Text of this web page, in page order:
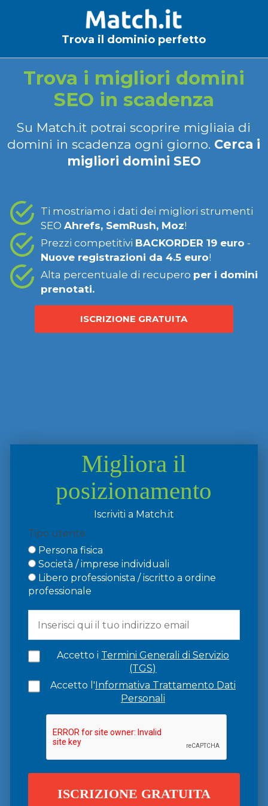
Trova il dominio perfetto
Trova i migliori domini
SEO in scadenza
Su Match.it potrai scoprire migliaia di
domini in scadenza ogni giorno. Cerca i
migliori domini SEO
Ti mostriamo i dati dei migliori strumenti
SEO Ahrefs, SemRush, Moz!
Prezzi competitivi BACKORDER 19 euro -
Nuove registrazioni da 4.5 euro!
Alta percentuale di recupero per i domini
prenotati.
ISCRIZIONE GRATUITA
Migliora il
posizionamento
Iscriviti a Match.it
Tipo utente
Persona fisica
Società / imprese individuali
Libero professionista / iscritto a ordine
professionale
Accetto i Termini Generali di Servizio
(TGS)
Accetto l'Informativa Trattamento Dati
Personali